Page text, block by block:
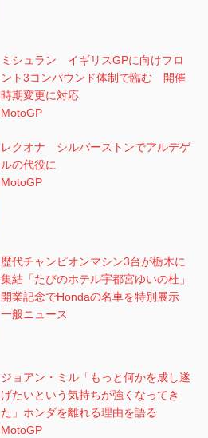
ミシュラン イギリスGPに向けフロ
ント3コンパウンド体制で臨む 開催
時期変更に対応
MotoGP
レクオナ シルバーストンでアルデゲ
ルの代役に
MotoGP
歴代チャンピオンマシン3台が栃木に
集結「たびのホテル宇都宮ゆいの杜」
開業記念でHondaの名車を特別展示
一般ニュース
ジョアン・ミル「もっと何かを成し遂
げたいという気持ちが強くなってき
た」ホンダを離れる理由を語る
MotoGP